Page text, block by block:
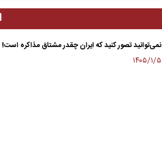
نمی‌توانید تصور کنید که ایران چقدر مشتاق مذاکره است!
۱۴۰۵/۱/۵